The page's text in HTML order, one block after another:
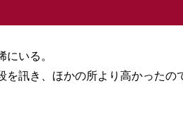
いる。
訊き、ほかの所より高かったの